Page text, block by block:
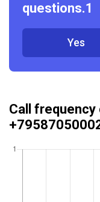
questions.1
Yes
Call